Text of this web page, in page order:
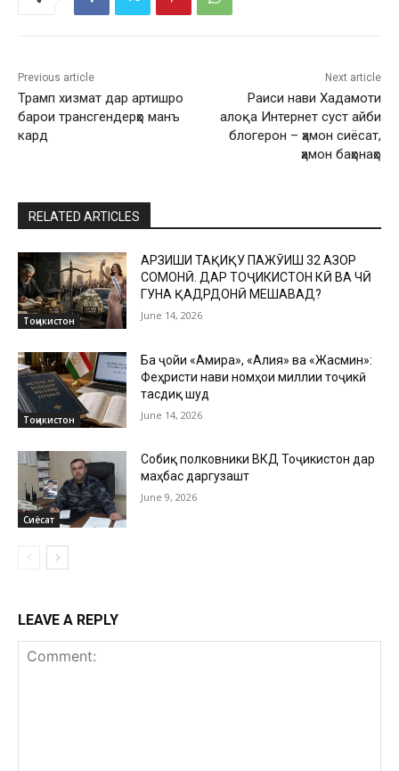
Previous article
Трамп хизмат дар артишро
барои трансгендерҳо манъ
кард
Next article
Раиси нави Хадамоти
алоқа Интернет суст айби
блогерон – ҳамон сиёсат,
ҳамон баҳонаҳо
RELATED ARTICLES
Тоҷикистон
АРЗИШИ ТАҲҚИҚУ ПАЖӮҲИШ 32 ҲАЗОР
СОМОНӢ. ДАР ТОҶИКИСТОН КӢ ВА ЧӢ
ГУНА ҚАДРДОНӢ МЕШАВАД?
June 14, 2026
Тоҷикистон
Ба ҷойи «Амира», «Алия» ва «Жасмин»:
Феҳристи нави номҳои миллии тоҷикӣ
тасдиқ шуд
June 14, 2026
Сиёсат
Собиқ полковники ВКД Тоҷикистон дар
маҳбас даргузашт
June 9, 2026
LEAVE A REPLY